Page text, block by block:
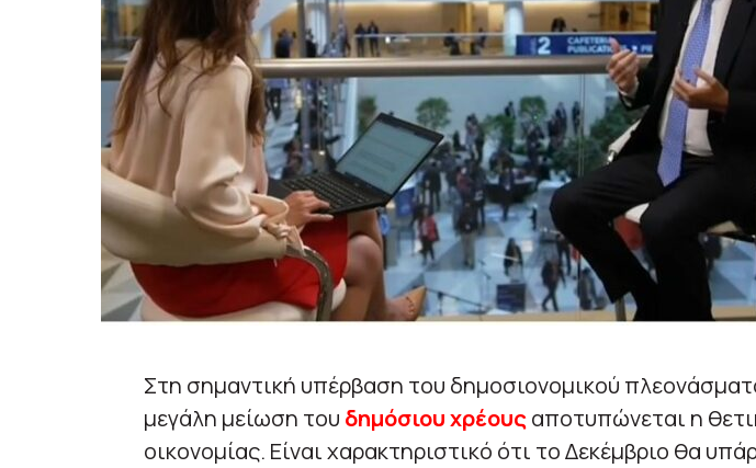
Στη σημαντική υπέρβαση του δημοσιονομικού
μεγάλη μείωση του δημόσιου χρέουςαποτυπώνεται η
οικονομίας. Είναι χαρακτηριστικό ότι το Δεκέμβριο θα